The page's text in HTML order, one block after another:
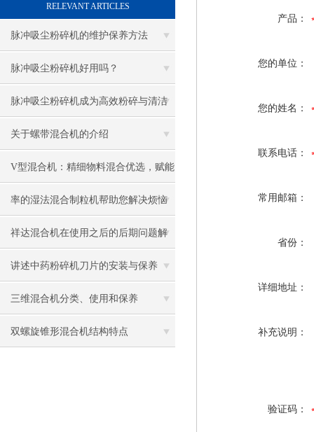
RELEVANT ARTICLES
脉冲吸尘粉碎机的维护保养方法
脉冲吸尘粉碎机好用吗？
脉冲吸尘粉碎机成为高效粉碎与清洁
的得力助手
关于螺带混合机的介绍
V型混合机：精细物料混合优选，赋能
多行业精准生产
率的湿法混合制粒机帮助您解决烦恼
祥达混合机在使用之后的后期问题解
决
讲述中药粉碎机刀片的安装与保养
三维混合机分类、使用和保养
双螺旋锥形混合机结构特点
产品：
您的单位：
您的姓名：
联系电话：
常用邮箱：
省份：
详细地址：
补充说明：
验证码：